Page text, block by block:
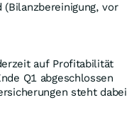
vor
auf Profitabilität
Q1 abgeschlossen
steht dabei